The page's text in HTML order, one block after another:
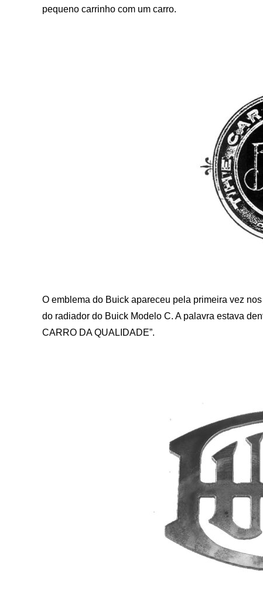
pequeno carrinho com um carro.
O emblema do Buick apareceu pela primeira vez
do radiador do Buick Modelo C. A palavra estava
CARRO DA QUALIDADE”.